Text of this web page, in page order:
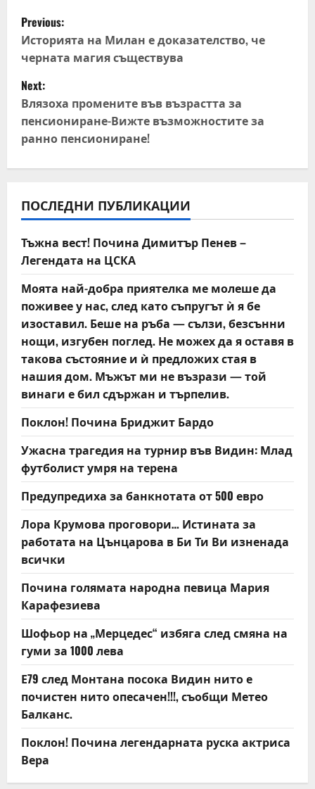
P
o
s
t
n
a
v
i
g
a
t
i
o
n
Previous:
Историята на Милан е доказателство, че
черната магия съществува
Next:
Влязоха промените във възрастта за
пенсиониране-Вижте възможностите за
ранно пенсиониране!
ПОСЛЕДНИ ПУБЛИКАЦИИ
Тъжна вест! Почина Димитър Пенев –
Легендата на ЦСКА
Моята най-добра приятелка ме молеше да
поживее у нас, след като съпругът ѝ я бе
изоставил. Беше на ръба — сълзи, безсънни
нощи, изгубен поглед. Не можех да я оставя в
такова състояние и ѝ предложих стая в
нашия дом. Мъжът ми не възрази — той
винаги е бил сдържан и търпелив.
Поклон! Почина Бриджит Бардо
Ужасна трагедия на турнир във Видин: Млад
футболист умря на терена
Предупредиха за банкнотата от 500 евро
Лора Крумова проговори… Истината за
работата на Цънцарова в Би Ти Ви изненада
всички
Почина голямата народна певица Мария
Карафезиева
Шофьор на „Мерцедес“ избяга след смяна на
гуми за 1000 лева
Е79 след Монтана посока Видин нито е
почистен нито опесачен!!!, съобщи Метео
Балканс.
Поклон! Почина легендарната руска актриса
Вера